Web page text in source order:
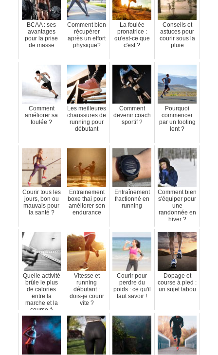
BCAA : ses
avantages
pour la prise
de masse
Comment bien
récupérer
après un effort
physique?
La foulée
pronatrice :
qu'est-ce que
c'est ?
Conseils et
astuces pour
courir sous la
pluie
Comment
améliorer sa
foulée ?
Les meilleures
chaussures de
running pour
débutant
Comment
devenir coach
sportif ?
Pourquoi
commencer
par un footing
lent ?
Courir tous les
jours, bon ou
mauvais pour
la santé ?
Entrainement
boxe thai pour
améliorer son
endurance
Entraînement
fractionné en
running
Comment bien
s'équiper pour
une
randonnée en
hiver ?
Quelle activité
brûle le plus
de calories
entre la
marche et la
course à
pied?
Vitesse et
running
débutant :
dois-je courir
vite ?
Courir pour
perdre du
poids : ce qu'il
faut savoir !
Dopage et
course à pied :
un sujet tabou